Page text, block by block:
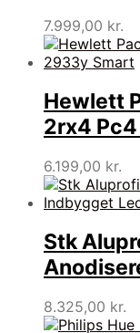
7.999,00 kr.
Hewlett
2rx4
6.199,00 kr.
Stk
8.325,00 kr.